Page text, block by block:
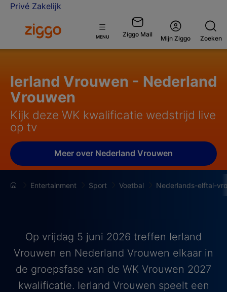
Privé Zakelijk
Ga naar de Ziggo homepage
MENU Ziggo Mail Open
Mijn Ziggo
Zoeken
Ierland Vrouwen - Nederland
Vrouwen
Kijk deze WK kwalificatie wedstrijd live
op tv
Meer over Nederland Vrouwen
Entertainment Sport Voetbal Nederlands-elftal-
Op vrijdag 5 juni 2026 treffen Ierland
Vrouwen en Nederland Vrouwen elkaar in
de groepsfase van de WK Vrouwen 2027
kwalificatie. Ierland Vrouwen speelt een